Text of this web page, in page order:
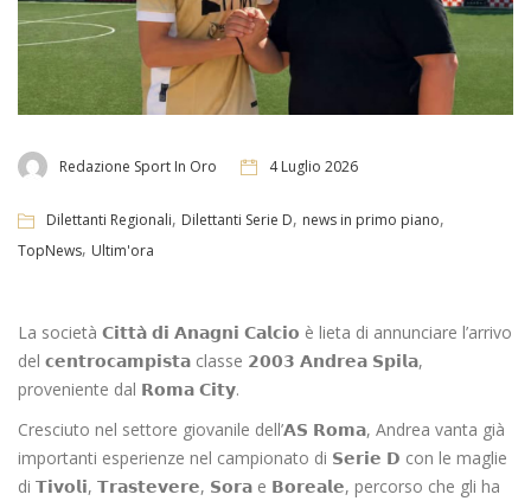
Redazione Sport In Oro 4 Luglio 2026
Dilettanti Regionali, Dilettanti Serie D, news in primo piano,
TopNews, Ultim'ora
La società 𝗖𝗶𝘁𝘁𝗮̀ 𝗱𝗶 𝗔𝗻𝗮𝗴𝗻𝗶 𝗖𝗮𝗹𝗰𝗶𝗼 è lieta di annunciare l’arrivo
del 𝗰𝗲𝗻𝘁𝗿𝗼𝗰𝗮𝗺𝗽𝗶𝘀𝘁𝗮 classe 𝟮𝟬𝟬𝟯 𝗔𝗻𝗱𝗿𝗲𝗮 𝗦𝗽𝗶𝗹𝗮,
proveniente dal 𝗥𝗼𝗺𝗮 𝗖𝗶𝘁𝘆.
Cresciuto nel settore giovanile dell’𝗔𝗦 𝗥𝗼𝗺𝗮, Andrea vanta già
importanti esperienze nel campionato di 𝗦𝗲𝗿𝗶𝗲 𝗗 con le maglie
di 𝗧𝗶𝘃𝗼𝗹𝗶, 𝗧𝗿𝗮𝘀𝘁𝗲𝘃𝗲𝗿𝗲, 𝗦𝗼𝗿𝗮 e 𝗕𝗼𝗿𝗲𝗮𝗹𝗲, percorso che gli ha